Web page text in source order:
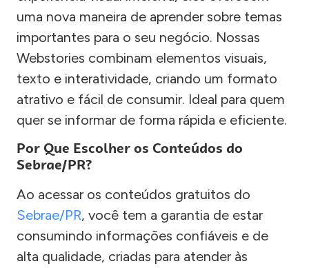
uma nova maneira de aprender sobre temas
importantes para o seu negócio. Nossas
Webstories combinam elementos visuais,
texto e interatividade, criando um formato
atrativo e fácil de consumir. Ideal para quem
quer se informar de forma rápida e eficiente.
Por Que Escolher os Conteúdos do
Sebrae/PR?
Ao acessar os conteúdos gratuitos do
Sebrae/PR, você tem a garantia de estar
consumindo informações confiáveis e de
alta qualidade, criadas para atender às